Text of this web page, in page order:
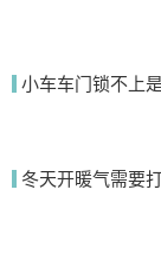
小车车门锁不上
冬天开暖气需要